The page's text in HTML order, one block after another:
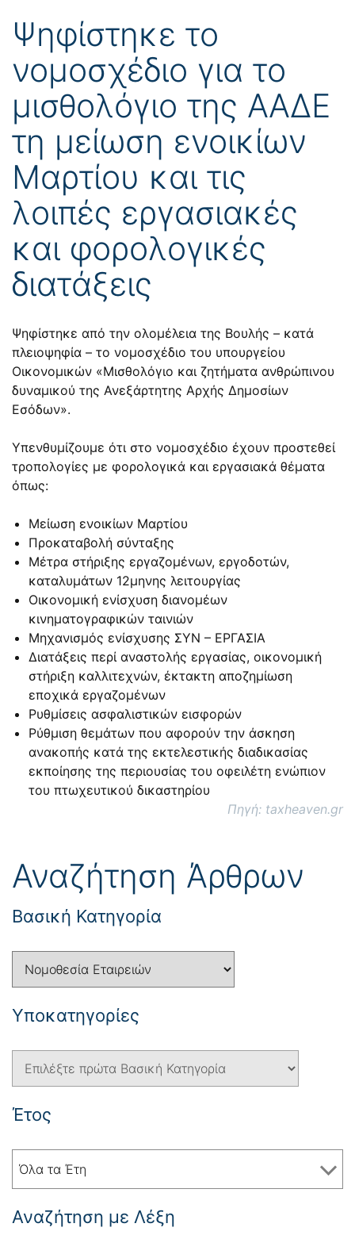
Ψηφίστηκε το
νομοσχέδιο για το
μισθολόγιο της ΑΑΔΕ
τη μείωση ενοικίων
Μαρτίου και τις
λοιπές εργασιακές
και φορολογικές
διατάξεις
Ψηφίστηκε από την ολομέλεια της Βουλής – κατά
πλειοψηφία – το νομοσχέδιο του υπουργείου
Οικονομικών «Μισθολόγιο και ζητήματα ανθρώπινου
δυναμικού της Ανεξάρτητης Αρχής Δημοσίων
Εσόδων».
Υπενθυμίζουμε ότι στο νομοσχέδιο έχουν προστεθεί
τροπολογίες με φορολογικά και εργασιακά θέματα
όπως:
Μείωση ενοικίων Μαρτίου
Προκαταβολή σύνταξης
Μέτρα στήριξης εργαζομένων, εργοδοτών,
καταλυμάτων 12μηνης λειτουργίας
Οικονομική ενίσχυση διανομέων
κινηματογραφικών ταινιών
Μηχανισμός ενίσχυσης ΣΥΝ – ΕΡΓΑΣΙΑ
Διατάξεις περί αναστολής εργασίας, οικονομική
στήριξη καλλιτεχνών, έκτακτη αποζημίωση
εποχικά εργαζομένων
Ρυθμίσεις ασφαλιστικών εισφορών
Ρύθμιση θεμάτων που αφορούν την άσκηση
ανακοπής κατά της εκτελεστικής διαδικασίας
εκποίησης της περιουσίας του οφειλέτη ενώπιον
του πτωχευτικού δικαστηρίου
Πηγή: taxheaven.gr
Αναζήτηση Άρθρων
Βασική Κατηγορία
Yποκατηγορίες
Έτος
Όλα τα Έτη
Αναζήτηση με Λέξη